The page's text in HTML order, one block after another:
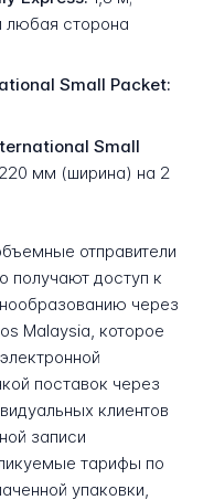
любая сторона
Small Packet:
Small
мм (ширина) на 2
отправители
получают доступ к
через
Malaysia, которое
поставок через
клиентов
записи
тарифы по
упаковки,